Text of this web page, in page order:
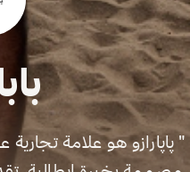
" پاپارازو هو علامة